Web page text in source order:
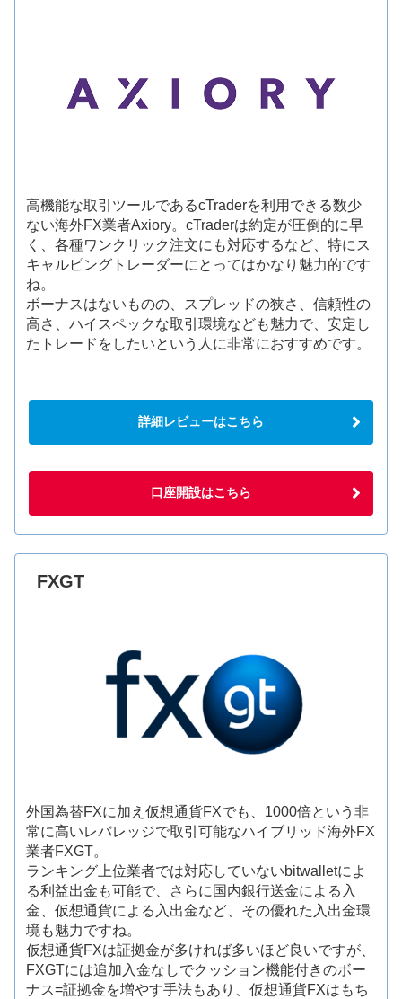
高機能な取引ツールであるcTraderを利用できる数少
ない海外FX業者Axiory。cTraderは約定が圧倒的に早
く、各種ワンクリック注文にも対応するなど、特にス
キャルピングトレーダーにとってはかなり魅力的です
ね。
ボーナスはないものの、スプレッドの狭さ、信頼性の
高さ、ハイスペックな取引環境なども魅力で、安定し
たトレードをしたいという人に非常におすすめです。
詳細レビューはこちら
口座開設はこちら
FXGT
外国為替FXに加え仮想通貨FXでも、1000倍という非
常に高いレバレッジで取引可能なハイブリッド海外FX
業者FXGT。
ランキング上位業者では対応していないbitwalletによ
る利益出金も可能で、さらに国内銀行送金による入
金、仮想通貨による入出金など、その優れた入出金環
境も魅力ですね。
仮想通貨FXは証拠金が多ければ多いほど良いですが、
FXGTには追加入金なしでクッション機能付きのボー
ナス=証拠金を増やす手法もあり、仮想通貨FXはもち